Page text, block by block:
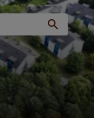
search